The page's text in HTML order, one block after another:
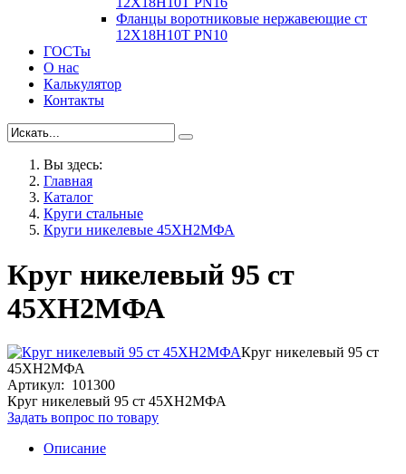
Фланцы воротниковые нержавеющие ст
12Х18Н10Т PN10
ГОСТы
О нас
Калькулятор
Контакты
Вы здесь:
Главная
Каталог
Круги стальные
Круги никелевые 45ХН2МФА
Круг никелевый 95 ст
45ХН2МФА
Круг никелевый 95 ст
45ХН2МФА
Артикул: 101300
Круг никелевый 95 ст 45ХН2МФА
Задать вопрос по товару
Описание